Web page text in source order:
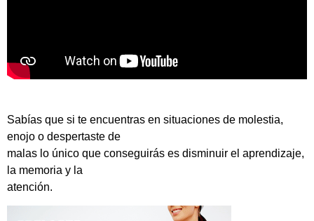
Sabías que si te encuentras en situaciones de molestia,
enojo o despertaste de
malas lo único que conseguirás es disminuir el aprendizaje,
la memoria y la
atención.